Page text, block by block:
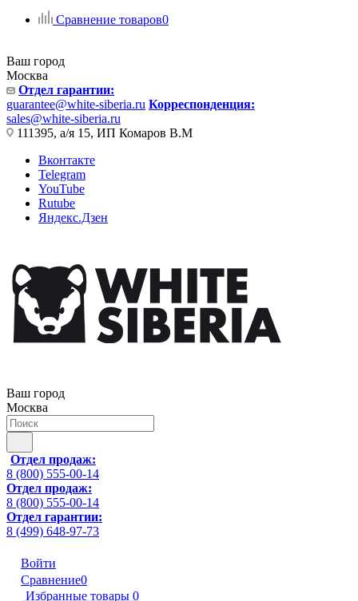
Сравнение товаров0
Ваш город
Москва
Отдел гарантии:
guarantee@white-siberia.ru Корреспонденция:
sales@white-siberia.ru
111395, а/я 15, ИП Комаров В.М
Вконтакте
Telegram
YouTube
Rutube
Яндекс.Дзен
Ваш город
Москва
Отдел продаж:
8 (800) 555-00-14
Отдел продаж:
8 (800) 555-00-14
Отдел гарантии:
8 (499) 648-97-73
Войти
Сравнение0
Избранные товары 0